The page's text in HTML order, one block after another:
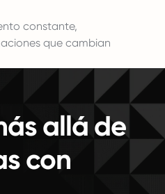
constante,
que cambian
allá de
con